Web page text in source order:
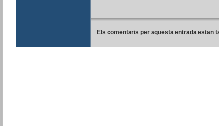
Els comentaris per aquesta entrada estan